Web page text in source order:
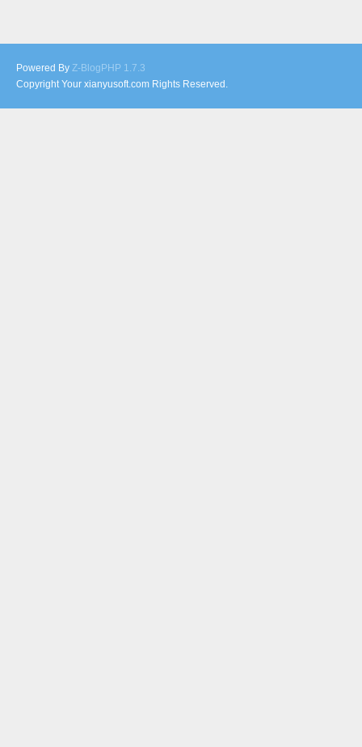
Powered By Z-BlogPHP 1.7.3
Copyright Your xianyusoft.com Rights Reserved.